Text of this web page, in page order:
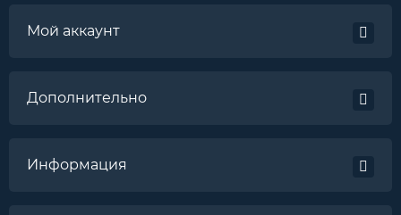
Мой аккаунт
Дополнительно
Информация